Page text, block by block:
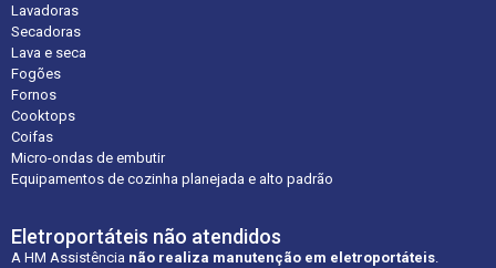
Lavadoras
Secadoras
Lava e seca
Fogões
Fornos
Cooktops
Coifas
Micro-ondas de embutir
Equipamentos de cozinha planejada e alto padrão
Eletroportáteis não atendidos
A HM Assistência não realiza manutenção em eletroportáteis.